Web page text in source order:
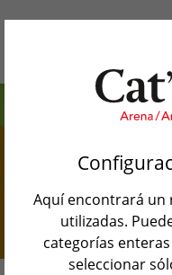
Por qué Cat’s Best
Nuestros
Blog de gatos
Búsqueda de
Índice de contenidos>
Aparición del
Características
Precio del
Aquí encontrará un
utilizadas.
categorías
seleccionar